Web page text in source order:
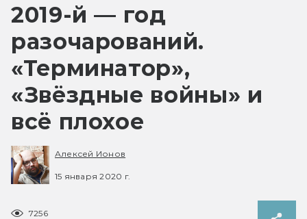
2019-й — год
разочарований.
«Терминатор»,
«Звёздные войны» и
всё плохое
Алексей Ионов
15 января 2020 г.
7256